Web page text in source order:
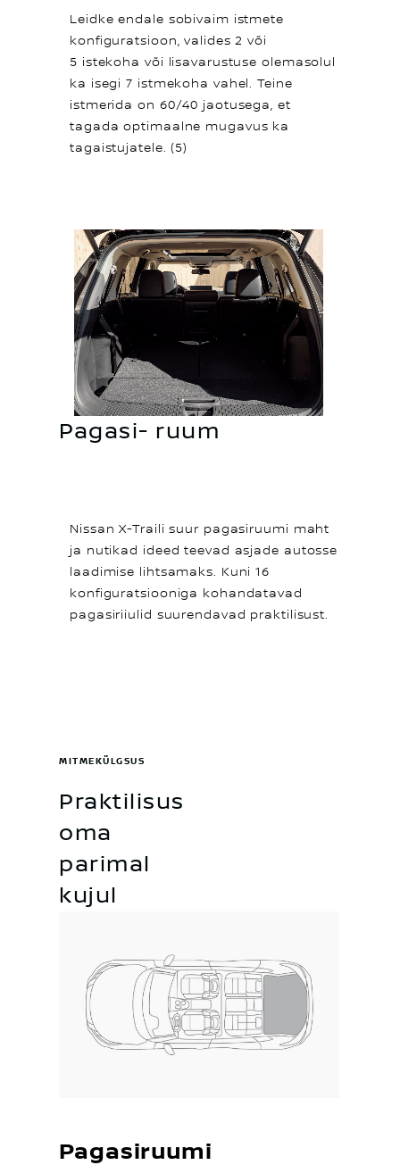
Leidke endale sobivaim istmete
konfiguratsioon, valides 2 või
5 istekoha või lisavarustuse olemasolul
ka isegi 7 istmekoha vahel. Teine
istmerida on 60/40 jaotusega, et
tagada optimaalne mugavus ka
tagaistujatele. (5)
Pagasi- ruum
Nissan X-Traili suur pagasiruumi maht
ja nutikad ideed teevad asjade autosse
laadimise lihtsamaks. Kuni 16
konfiguratsiooniga kohandatavad
pagasiriiulid suurendavad praktilisust.
Praktilisus
oma
parimal
kujul
MITMEKÜLGSUS
Pagasiruumi